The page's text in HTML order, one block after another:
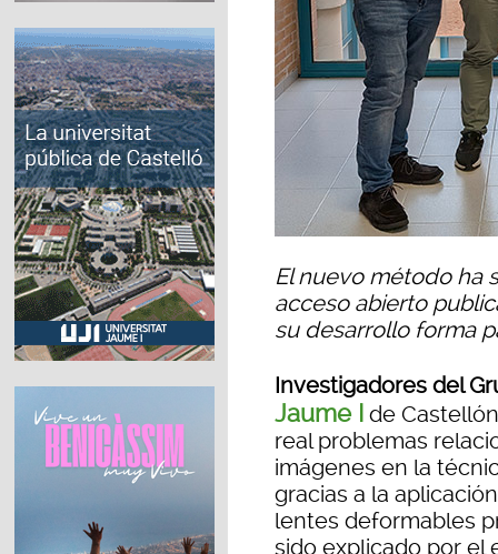
El nuevo método ha
acceso abierto
su desarrollo forma
Investigadores del
Jaume I
de
real problemas
imágenes en la
gracias a la
lentes deformables
sido explicado por el